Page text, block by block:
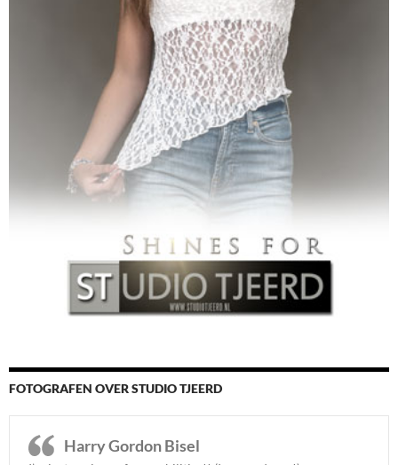
FOTOGRAFEN OVER STUDIO TJEERD
Harry Gordon Bisel